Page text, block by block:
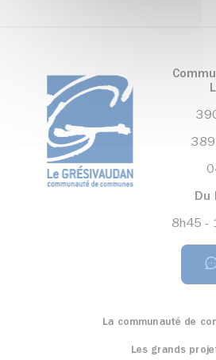
Du
8h45 -
La communauté de
Les grands